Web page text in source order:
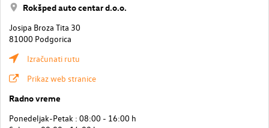
Rokšped auto centar d.o.o.
Josipa Broza Tita 30
81000 Podgorica
Izračunati rutu
Prikaz web stranice
Radno vreme
Ponedeljak-Petak : 08:00 - 16:00 h